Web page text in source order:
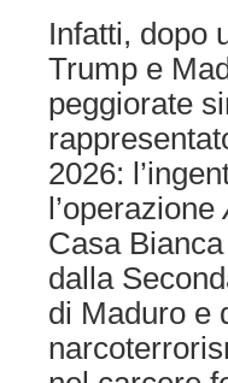
Infatti, dopo
Trump e
peggiorate
2026:
l’operazione
Casa
dalla
di Maduro e